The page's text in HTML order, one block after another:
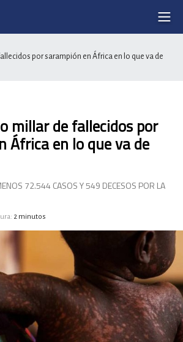
por sarampión en África en lo que va de
millar de fallecidos por
África en lo que va de
72.544 CASOS Y 549 DECESOS POR LA
2 minutos